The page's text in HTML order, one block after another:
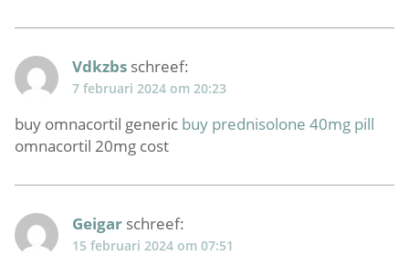
Vdkzbs schreef:
7 februari 2024 om 20:23
buy omnacortil generic buy prednisolone 40mg pill
omnacortil 20mg cost
Geigar schreef:
15 februari 2024 om 07:51